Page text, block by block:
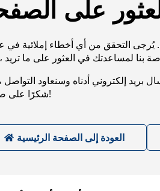
على
يُرجى التحقق من أي أخطاء إملائية في
إلكتروني أدناه وسنعاود
شكرًا على صبرك!
العودة إلى الصفحة الرئيسية